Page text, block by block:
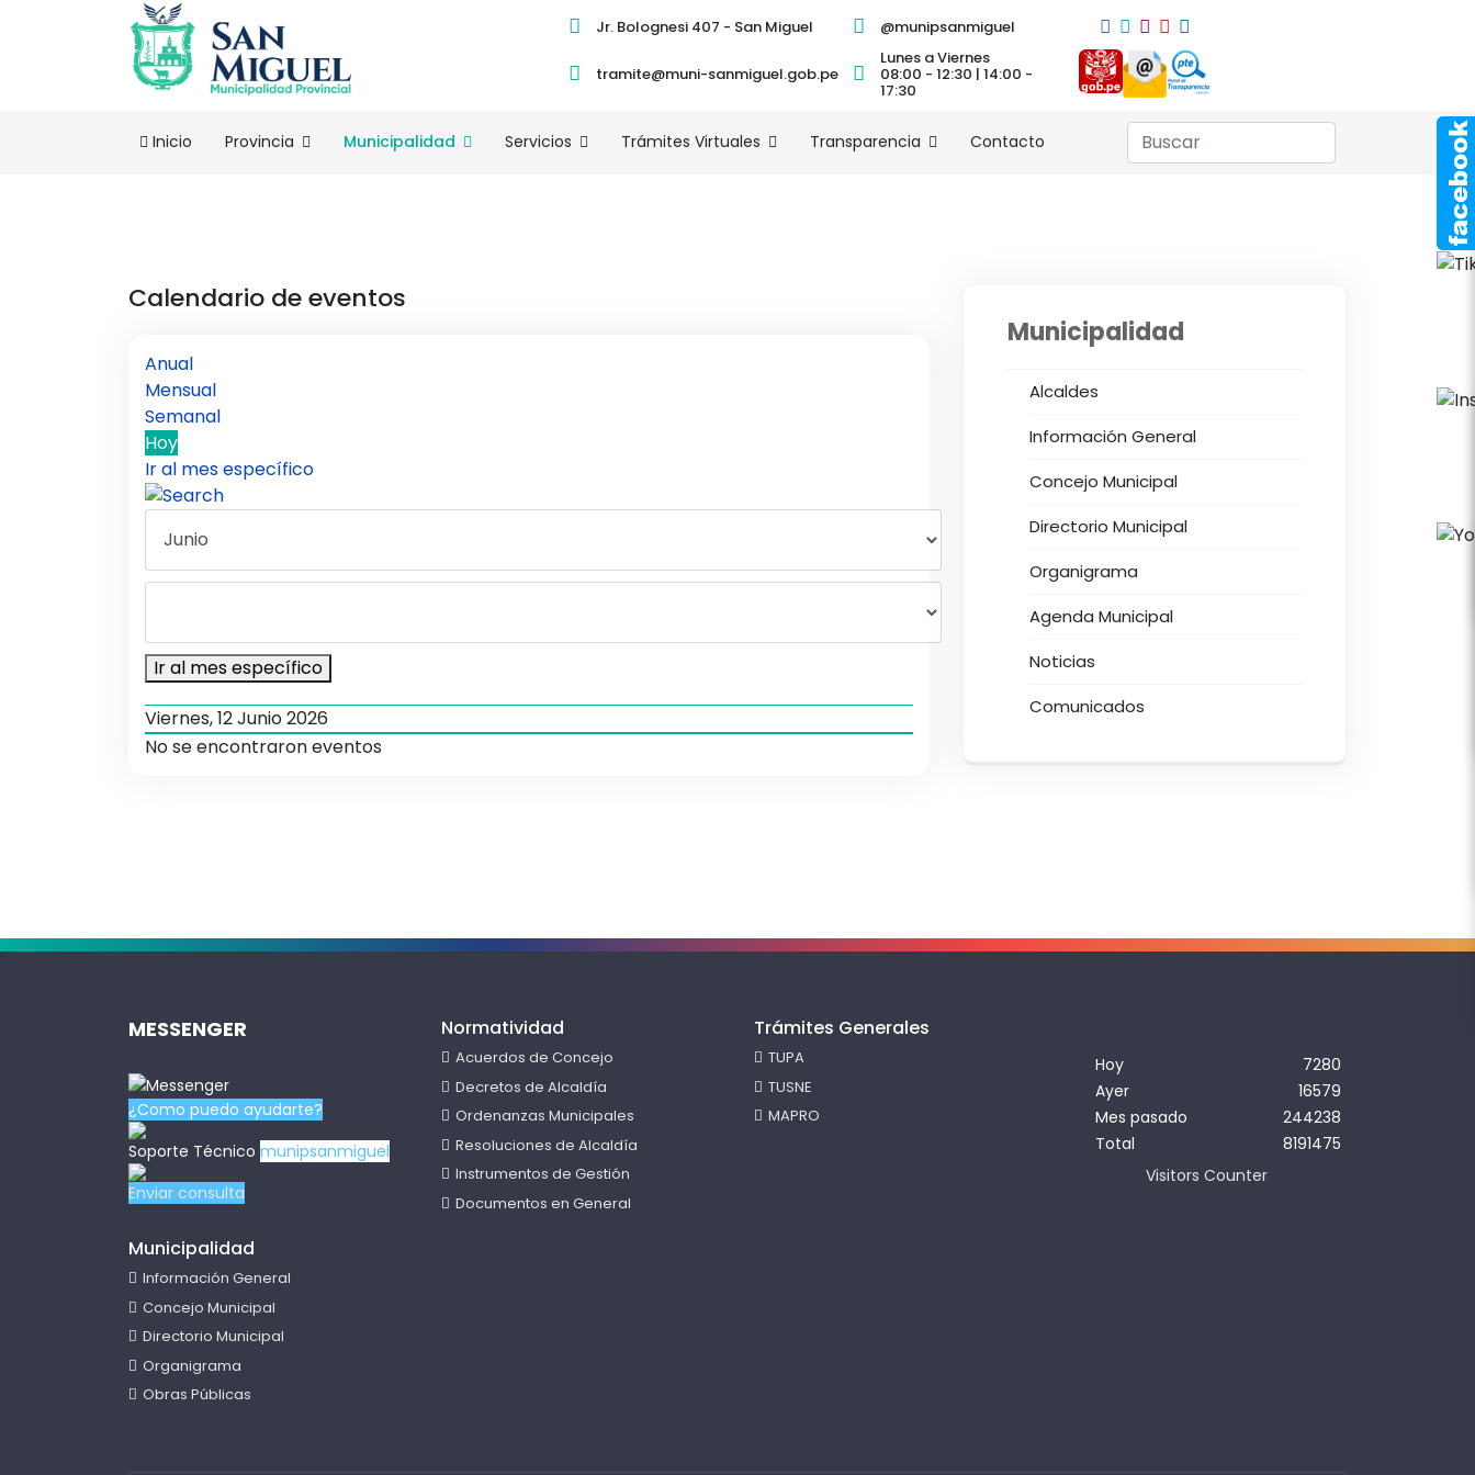
Jr. Bolognesi 407 - San Miguel @munipsanmiguel
tramite@muni-sanmiguel.gob.pe
Lunes a Viernes
08:00 - 12:30 | 14:00 -
17:30
Inicio Provincia Municipalidad Servicios Trámites Virtuales Transparencia Contacto
Calendario de eventos
Anual
Mensual
Semanal
Hoy
Ir al mes específico
Ir al mes específico
Viernes, 12 Junio 2026
No se encontraron eventos
Municipalidad
Alcaldes
Información General
Concejo Municipal
Directorio Municipal
Organigrama
Agenda Municipal
Noticias
Comunicados
.
MESSENGER
¿Como puedo ayudarte?
Soporte Técnico munipsanmiguel
Enviar consulta
Municipalidad
Información General
Concejo Municipal
Directorio Municipal
Organigrama
Obras Públicas
Normatividad
Acuerdos de Concejo
Decretos de Alcaldía
Ordenanzas Municipales
Resoluciones de Alcaldía
Instrumentos de Gestión
Documentos en General
Trámites Generales
TUPA
TUSNE
MAPRO
Hoy
Ayer
Mes pasado
Total
7280
16579
244238
8191475
Visitors Counter